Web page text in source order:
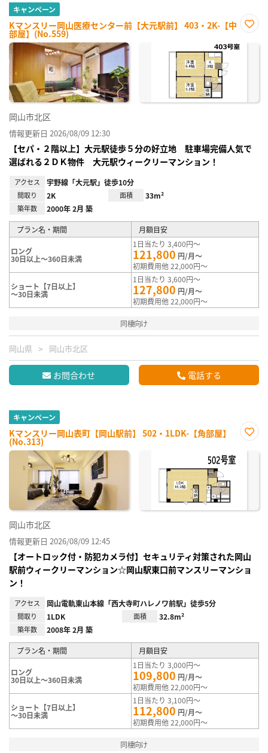
キャンペーン
Kマンスリー岡山医療センター前【大元駅前】 403・2K-【中
部屋】(No.559)
に入
岡山市北区
情報更新日 2026/08/09 12:30
【セパ・２階以上】大元駅徒歩５分の好立地 駐車場完備人気で
選ばれる２ＤＫ物件 大元駅ウィークリーマンション！
アクセス 宇野線「大元駅」徒歩10分
間取り 2K 面積 33m²
築年数 2000年 2月 築
プラン名・期間 月額目安
ロング
30日以上～360日未満
1日当たり 3,400円～
121,800 円/月～
初期費用他 22,000円～
ショート【7日以上】
～30日未満
1日当たり 3,600円～
127,800 円/月～
初期費用他 22,000円～
同棲向け
岡山県 岡山市北区
お問合わせ 電話する
キャンペーン
Kマンスリー岡山表町【岡山駅前】 502・1LDK-【角部屋】
(No.313)
に入
岡山市北区
情報更新日 2026/08/09 12:45
【オートロック付・防犯カメラ付】セキュリティ対策された岡山
駅前ウィークリーマンション☆岡山駅東口前マンスリーマンショ
ン！
アクセス 岡山電軌東山本線「西大寺町ハレノワ前駅」徒歩5分
間取り 1LDK 面積 32.8m²
築年数 2008年 2月 築
プラン名・期間 月額目安
ロング
30日以上～360日未満
1日当たり 3,000円～
109,800 円/月～
初期費用他 22,000円～
ショート【7日以上】
～30日未満
1日当たり 3,100円～
112,800 円/月～
初期費用他 22,000円～
同棲向け